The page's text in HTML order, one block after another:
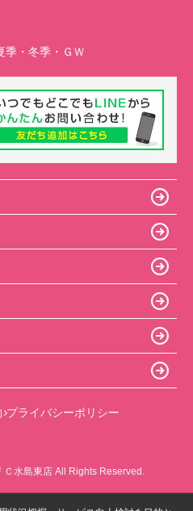
・冬季・ＧＷ
プライバシーポリシー
水島東店 All Rights Reserved.